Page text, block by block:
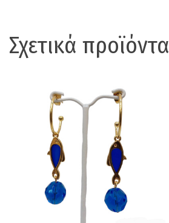
Σχετικά προϊόντα